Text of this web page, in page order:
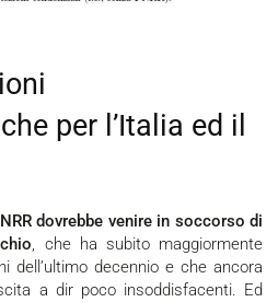
per l’Italia ed il
dovrebbe venire in soccorso di
, che ha subito maggiormente
dell’ultimo decennio e che ancora
a dir poco insoddisfacenti. Ed